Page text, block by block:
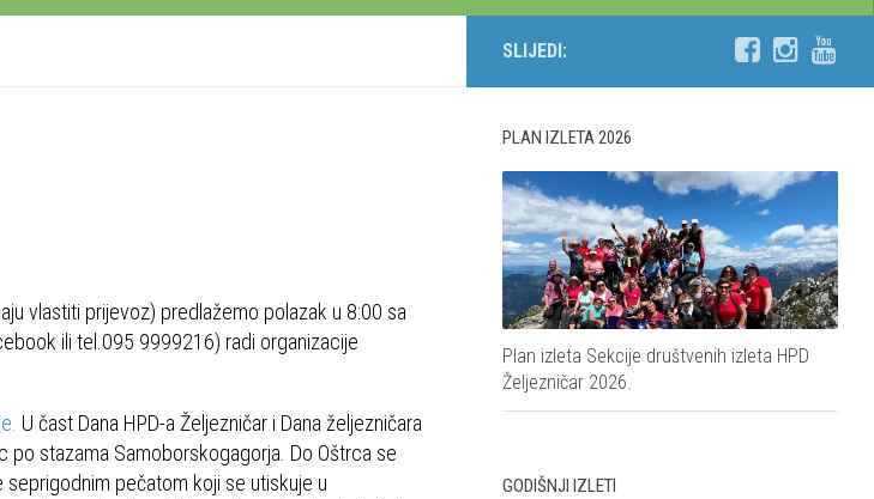
vlastiti prijevoz) predlažemo polazak u 8:00 sa
ili tel.095 9999216) radi organizacije
U čast Dana HPD-a Željezničar i Dana željezničara
po stazama Samoborskogagorja. Do Oštrca se
pečatom koji se utiskuje u
SLIJEDI:
PLAN IZLETA 2026
Plan izleta Sekcije društvenih izleta HPD
Željezničar 2026.
GODIŠNJI IZLETI